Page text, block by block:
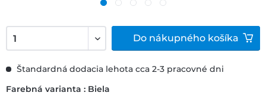
Štandardná dodacia lehota cca 2-3 pracovné dni
Farebná varianta : Biela
Do nákupného košíka